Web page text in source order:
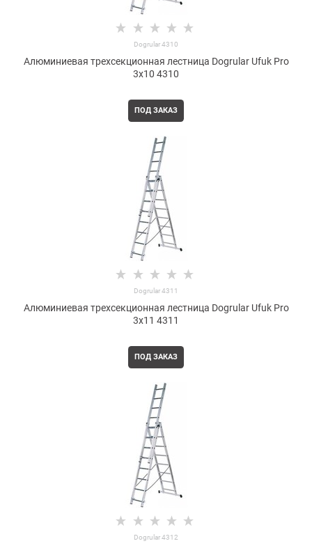
Dogrular 4310
Алюминиевая трехсекционная лестница Dogrular Ufuk Pro
3x10 4310
ПОД ЗАКАЗ
Dogrular 4311
Алюминиевая трехсекционная лестница Dogrular Ufuk Pro
3x11 4311
ПОД ЗАКАЗ
Dogrular 4312